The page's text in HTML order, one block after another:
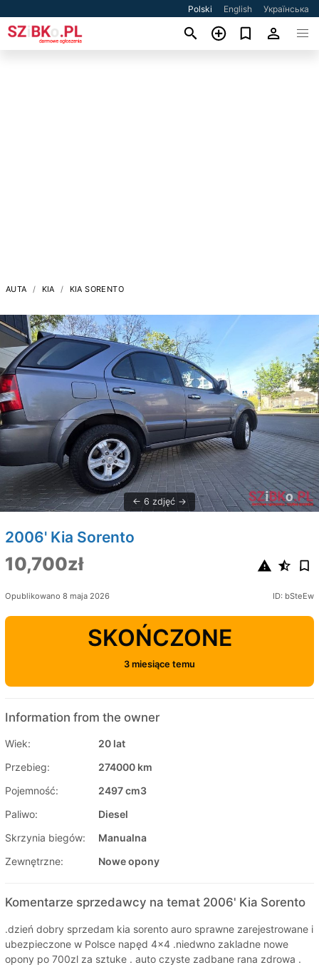
Polski English Українська
AUTA KIA KIA SORENTO
6 zdjęć
2006' Kia Sorento
10,700zł
Opublikowano 8 maja 2026 ID: bSteEw
SKOŃCZONE
3 miesiące temu
Information from the owner
Wiek:
20 lat
Przebieg:
274000 km
Pojemność:
2497 cm3
Paliwo:
Diesel
Skrzynia biegów:
Manualna
Zewnętrzne:
Nowe opony
Komentarze sprzedawcy na temat 2006' Kia Sorento
.​​dzień dobry sprzedam kia sorento auro sprawne zarejestrowane i
ubezpieczone w Polsce napęd 4x4 .niedwno zakladne nowe
opony po 700zl za sztuke . ​auto czyste zadbane rana zdrowa .